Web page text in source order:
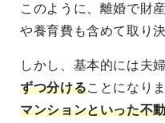
このように、離婚で財
や養育費も含めて取り
しかし、基本的には夫
ずつ分けることになり
マンションといった不